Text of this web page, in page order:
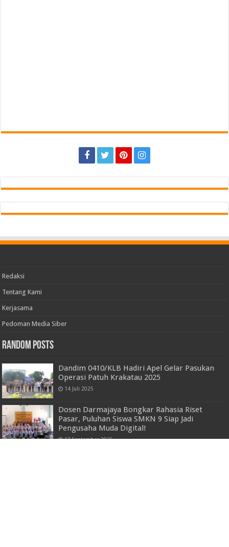
Redaksi
Tentang Kami
Kerjasama
Pedoman Media Siber
Random Posts
Dandim 0410/KLB Hadiri Apel Gelar Pasukan
Operasi Patuh Krakatau 2025
14 Juli 2025
Dosen Darmajaya Bongkar Rahasia Riset
Pasar, Puluhan Siswa SMKN 9 Siap Jadi
Pengusaha Muda Digital!
17 September 2025